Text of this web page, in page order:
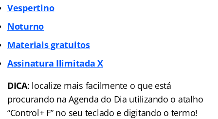
Vespertino
Noturno
Materiais gratuitos
Assinatura Ilimitada X
DICA: localize mais facilmente o que está
procurando na Agenda do Dia utilizando o atalho
“Control+ F” no seu teclado e digitando o termo!